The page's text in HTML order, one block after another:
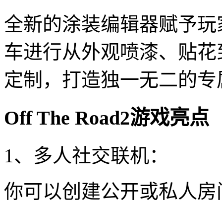
全新的涂装编辑器赋予
车进行从外观喷漆、贴
定制，打造独一无二的
Off The Road2游戏亮点
1、多人社交联机：
你可以创建公开或私人